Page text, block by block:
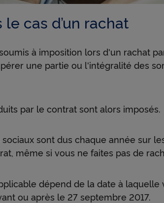
cas d’un rachat
à imposition lors d'un rachat
une partie ou l'intégralité des
par le contrat sont alors imposés.
sont dus chaque année sur
même si vous ne faites pas de
dépend de la date à laquelle
ou après le 27 septembre 2017.